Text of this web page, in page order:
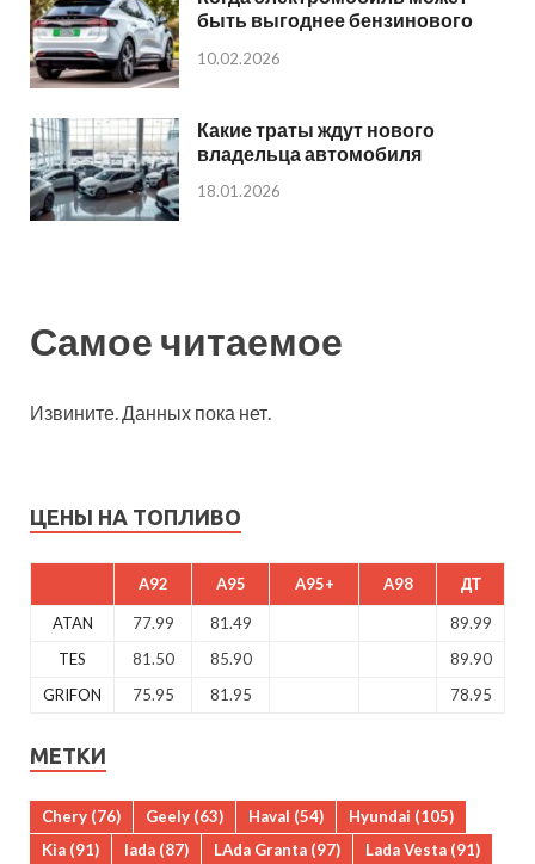
быть выгоднее бензинового
10.02.2026
Какие траты ждут нового
владельца автомобиля
18.01.2026
Самое читаемое
Извините. Данных пока нет.
ЦЕНЫ НА ТОПЛИВО
A92 A95 A95+ A98 ДТ
ATAN 77.99 81.49
89.99
TES
81.50 85.90
89.90
GRIFON
75.95 81.95 78.95
МЕТКИ
Chery (76) Geely (63) Haval (54) Hyundai (105)
Kia (91) lada (87) LAda Granta (97) Lada Vesta (91)